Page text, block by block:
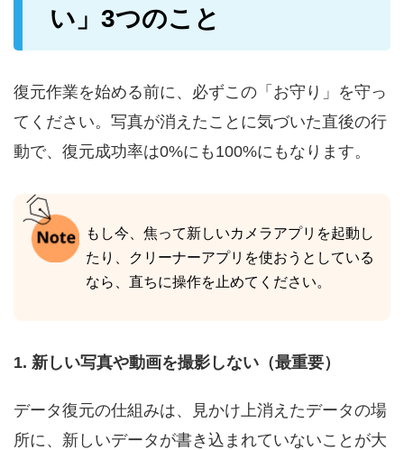
い」3つのこと
復元作業を始める前に、必ずこの「お守り」を守っ
てください。写真が消えたことに気づいた直後の行
動で、復元成功率は0%にも100%にもなります。
もし今、焦って新しいカメラアプリを起動し
たり、クリーナーアプリを使おうとしている
なら、直ちに操作を止めてください。
1. 新しい写真や動画を撮影しない（最重要）
データ復元の仕組みは、見かけ上消えたデータの場
所に、新しいデータが書き込まれていないことが大